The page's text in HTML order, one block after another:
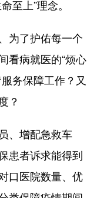
会展
悦读
上市公司
山西
江苏
至上”理念。
了护佑每一个
看病就医的“烦心
务保障工作？又
？
、增配急救车
患者诉求能得到
口医院数量、优